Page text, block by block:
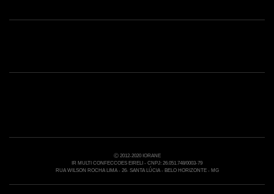
Nossas Lojas
Ⓒ 2012-2020 IORANE
IR MULTI CONFECCOES EIRELI - CNPJ: 26.051.748/0003-79
RUA WILSON ROCHA LIMA - 26- SANTA LÚCIA - BELO HORIZONTE - MG